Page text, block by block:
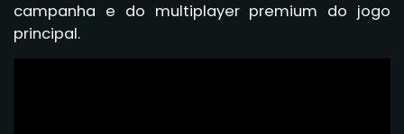
campanha e do multiplayer premium do jogo
principal.